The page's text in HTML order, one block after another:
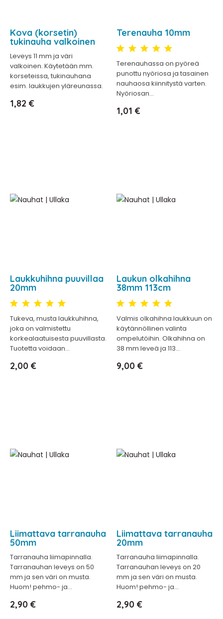
Kova (korsetin)
tukinauha valkoinen
Leveys 11 mm ja väri
valkoinen. Käytetään mm.
korseteissa, tukinauhana
esim. laukkujen yläreunassa.
Hinta
1,82 €
Terenauha 10mm
Terenauhassa on pyöreä
punottu nyöriosa ja tasainen
nauhaosa kiinnitystä varten.
Nyöriosan...
Hinta
1,01 €
Laukkuhihna puuvillaa
20mm
Tukeva, musta laukkuhihna,
joka on valmistettu
korkealaatuisesta puuvillasta.
Tuotetta voidaan...
Hinta
2,00 €
Laukun olkahihna
38mm 113cm
Valmis olkahihna laukkuun on
käytännöllinen valinta
ompelutöihin. Olkahihna on
38 mm leveä ja 113...
Hinta
9,00 €
Liimattava tarranauha
50mm
Tarranauha liimapinnalla.
Tarranauhan leveys on 50
mm ja sen väri on musta.
Huom! pehmo- ja...
Hinta
2,90 €
Liimattava tarranauha
20mm
Tarranauha liimapinnalla.
Tarranauhan leveys on 20
mm ja sen väri on musta.
Huom! pehmo- ja...
Hinta
2,90 €